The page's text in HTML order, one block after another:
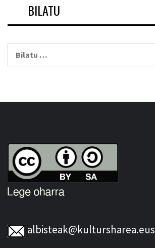
BILATU
albisteak@kultursharea.eus